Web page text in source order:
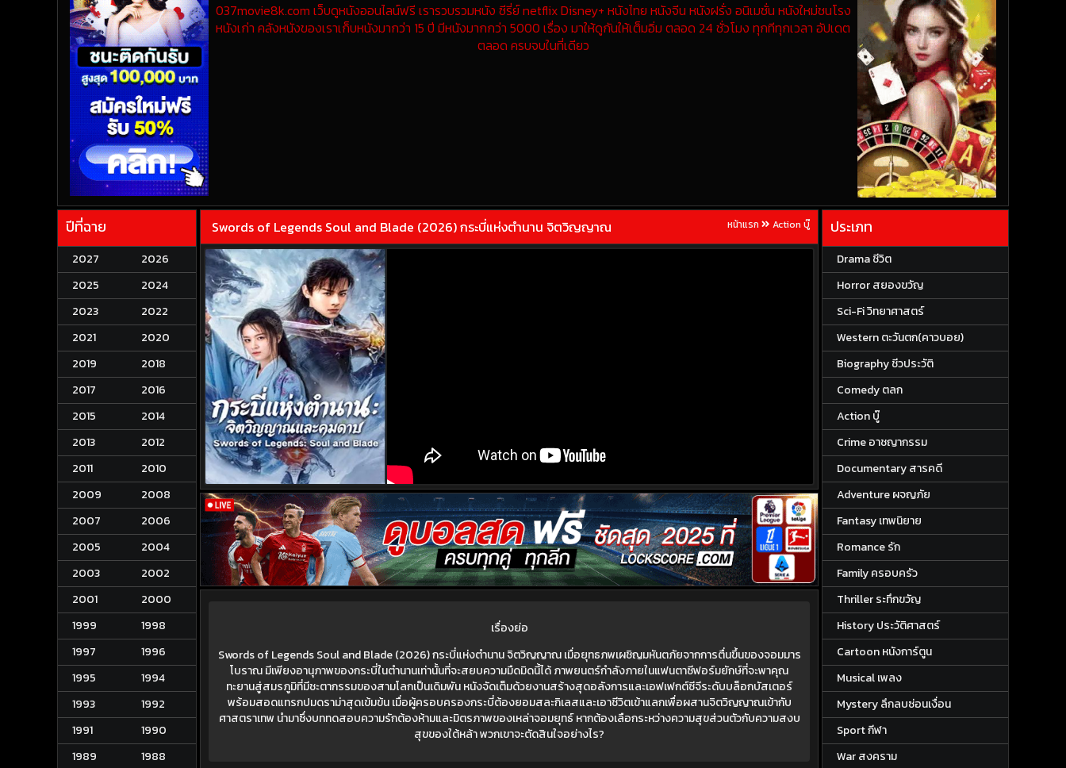
037movie8k.com เว็บดูหนังออนไลน์ฟรี เรารวบรวมหนัง ซีรี่ย์ netflix Disney+ หนังไทย หนังจีน หนังฝรั่ง อนิเมชั่น หนังใหม่ชนโรง
หนังเก่า คลังหนังของเราเก็บหนังมากว่า 15 ปี มีหนังมากกว่า 5000 เรื่อง มาให้ดูกันให้เต็มอิ่ม ตลอด 24 ชั่วโมง ทุกทีทุกเวลา อัปเดต
ตลอด ครบจบในที่เดียว
ปีที่ฉาย
2027
2026
2025
2024
2023
2022
2021
2020
2019
2018
2017
2016
2015
2014
2013
2012
2011
2010
2009
2008
2007
2006
2005
2004
2003
2002
2001
2000
1999
1998
1997
1996
1995
1994
1993
1992
1991
1990
1989
1988
Swords of Legends Soul and Blade (2026) กระบี่แห่งตำนาน จิตวิญญาณ หน้าแรก Action บู๊
เรื่องย่อ
Swords of Legends Soul and Blade (2026) กระบี่แห่งตำนาน จิตวิญญาณ เมื่อยุทธภพเผชิญมหันตภัยจากการตื่นขึ้นของจอมมาร
โบราณ มีเพียงอานุภาพของกระบี่ในตำนานเท่านั้นที่จะสยบความมืดมิดนี้ได้ ภาพยนตร์กำลังภายในแฟนตาซีฟอร์มยักษ์ที่จะพาคุณ
ทะยานสู่สมรภูมิที่มีชะตากรรมของสามโลกเป็นเดิมพัน หนังจัดเต็มด้วยงานสร้างสุดอลังการและเอฟเฟกต์ซีจีระดับบล็อกบัสเตอร์
พร้อมสอดแทรกปมดราม่าสุดเข้มข้น เมื่อผู้ครอบครองกระบี่ต้องยอมสละกิเลสและเอาชีวิตเข้าแลกเพื่อผสานจิตวิญญาณเข้ากับ
ศาสตราเทพ นำมาซึ่งบททดสอบความรักต้องห้ามและมิตรภาพของเหล่าจอมยุทธ์ หากต้องเลือกระหว่างความสุขส่วนตัวกับความสงบ
สุขของใต้หล้า พวกเขาจะตัดสินใจอย่างไร?
ประเภท
Drama ชีวิต
Horror สยองขวัญ
Sci-Fi วิทยาศาสตร์
Western ตะวันตก(คาวบอย)
Biography ชีวประวัติ
Comedy ตลก
Action บู๊
Crime อาชญากรรม
Documentary สารคดี
Adventure ผจญภัย
Fantasy เทพนิยาย
Romance รัก
Family ครอบครัว
Thriller ระทึกขวัญ
History ประวัติศาสตร์
Cartoon หนังการ์ตูน
Musical เพลง
Mystery ลึกลบซ่อนเงื่อน
Sport กีฬา
War สงคราม